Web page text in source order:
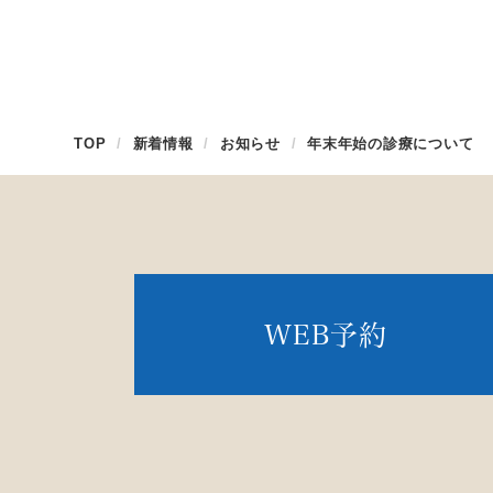
TOP 新着情報 お知らせ 年末年始の診療について
WEB予約